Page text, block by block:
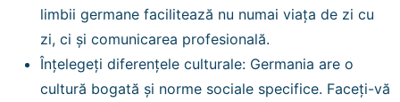
limbii germane facilitează nu numai viața de zi cu
zi, ci și comunicarea profesională.
Înțelegeți diferențele culturale: Germania are o
cultură bogată și norme sociale specifice. Faceți-vă